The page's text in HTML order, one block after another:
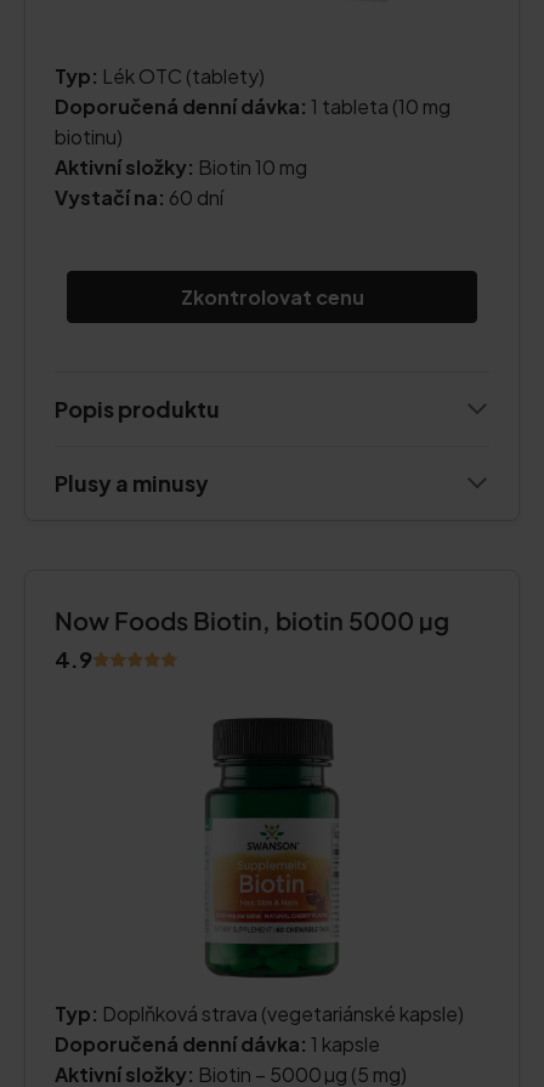
Typ: Lék OTC (tablety)
Doporučená denní dávka: 1 tableta (10 mg
biotinu)
Aktivní složky: Biotin 10 mg
Vystačí na: 60 dní
Zkontrolovat cenu
Popis produktu
Plusy a minusy
Now Foods Biotin, biotin 5000 µg
4.9
Typ: Doplňková strava (vegetariánské kapsle)
Doporučená denní dávka: 1 kapsle
Aktivní složky: Biotin – 5000 µg (5 mg)